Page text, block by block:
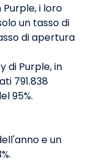
i loro
un tasso di
di apertura
di Purple, in
791.838
95%.
e un